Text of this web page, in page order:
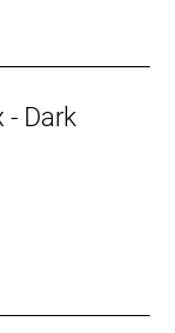
clamp
- Dark